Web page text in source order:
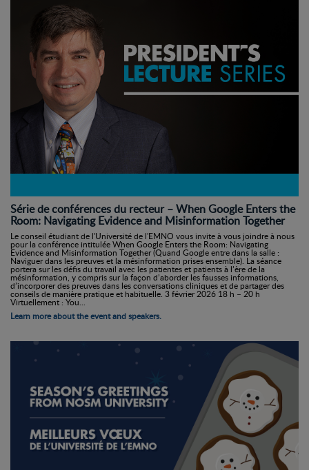
Série de conférences du recteur – When Google Enters the
Room: Navigating Evidence and Misinformation Together
Le conseil étudiant de l'Université de l'EMNO vous invite à vous joindre à nous
pour la conférence intitulée When Google Enters the Room: Navigating
Evidence and Misinformation Together (Quand Google entre dans la salle :
Naviguer dans les preuves et la mésinformation prises ensemble). La séance
portera sur les défis du travail avec les patientes et patients à l’ère de la
mésinformation, y compris sur la façon d’aborder les fausses informations,
d’incorporer des preuves dans les conversations cliniques et de partager des
conseils de manière pratique et habituelle. 3 février 2026 18 h – 20 h
Virtuellement : You...
Learn more about the event and speakers.